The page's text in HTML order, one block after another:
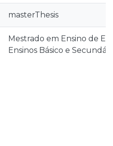
masterThesis
Mestrado em Ensino de
Ensinos Básico e